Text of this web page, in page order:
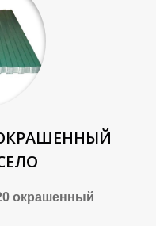
окрашенный